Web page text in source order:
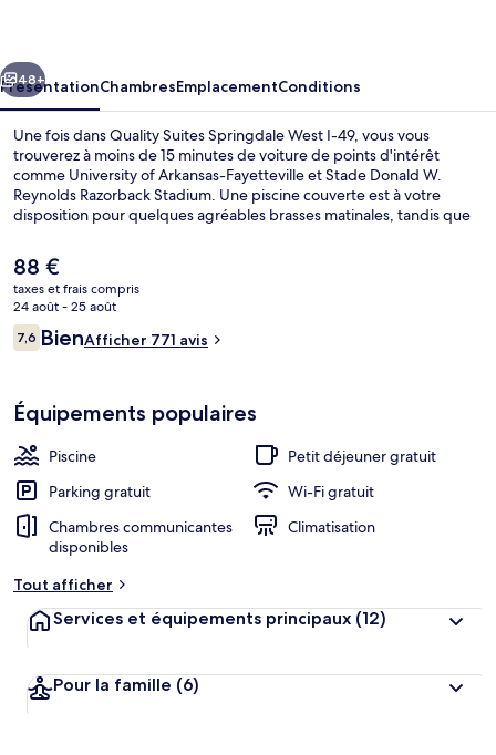
I-
49
Suivant
48+
PrésentationChambresEmplacementConditions
Une fois dans Quality Suites Springdale West I-49, vous vous
trouverez à moins de 15 minutes de voiture de points d'intérêt
comme University of Arkansas-Fayetteville et Stade Donald W.
Reynolds Razorback Stadium. Une piscine couverte est à votre
disposition pour quelques agréables brasses matinales, tandis que
En voiture depuis cet hôtel il ne vous faudra pas longtemps pour
accéder à Centre historique Fayetteville Downtown Square. Les
autres voyageurs adorent le personnel attentionné.
Le
prix
actuel
est
de
88 €
taxes et frais compris
24 août - 25 août
Avis
voyageurs
7,67,6 sur 10
BienAfficher 771 avis
Équipements populaires
Piscine
Petit déjeuner gratuit
Parking gratuit
Wi-Fi gratuit
Chambres communicantes
disponibles
Climatisation
Tout afficher
Services et équipements principaux (12)
Pour la famille (6)